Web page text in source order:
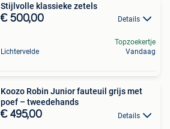
Stijlvolle klassieke zetels
€ 500,00 Details
Lichtervelde
Topzoekertje
Vandaag
Koozo Robin Junior fauteuil grijs met
poef – tweedehands
€ 495,00 Details